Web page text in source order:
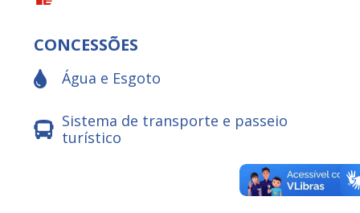
CONCESSÕES
Água e Esgoto
Sistema de transporte e passeio
turístico